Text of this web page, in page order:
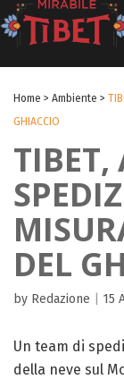
Home > Ambiente >
GHIACCIO
TIBET,
DEL
by Redazione 15
Un team di
della neve sul